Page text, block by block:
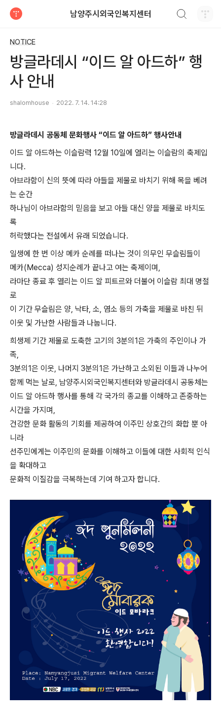
남양주시외국인복지센터
NOTICE
방글라데시 “이드 알 아드하” 행
사 안내
shalomhouse 2022. 7. 14. 14:28
방글라데시 공동체 문화행사 “이드 알 아드하” 행사안내
이드 알 아드하는 이슬람력 12월 10일에 열리는 이슬람의 축제입
니다.
아브라함이 신의 뜻에 따라 아들을 제물로 바치기 위해 목을 베려
는 순간
하나님이 아브라함의 믿음을 보고 아들 대신 양을 제물로 바치도
록
허락했다는 전설에서 유래 되었습니다.
일생에 한 번 이상 메카 순례를 떠나는 것이 의무인 무슬림들이
메카(Mecca) 성지순례가 끝나고 여는 축제이며,
라마단 종료 후 열리는 이드 알 피트르와 더불어 이슬람 최대 명절
로
이 기간 무슬림은 양, 낙타, 소, 염소 등의 가축을 제물로 바친 뒤
이웃 및 가난한 사람들과 나눕니다.
희생제 기간 제물로 도축한 고기의 3분의 1은 가축의 주인이나 가
족,
3분의 1은 이웃, 나머지 3분의 1은 가난하고 소외된 이들과 나누어
함께 먹는 날로, 남양주시외국인복지센터와 방글라데시 공동체는
이드 알 아드하 행사를 통해 각 국가의 종교를 이해하고 존중하는
시간을 가지며,
건강한 문화 활동의 기회를 제공하여 이주민 상호간의 화합 뿐 아
니라
선주민에게는 이주민의 문화를 이해하고 이들에 대한 사회적 인식
을 확대하고
문화적 이질감을 극복하는데 기여 하고자 합니다.